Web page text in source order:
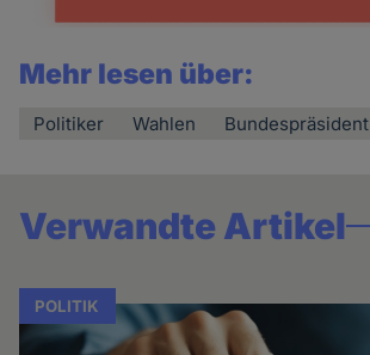
Mehr lesen über:
Politiker Wahlen Bundespräsident
Verwandte Artikel
POLITIK